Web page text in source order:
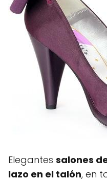
Elegantes salones
lazo en el talón, en